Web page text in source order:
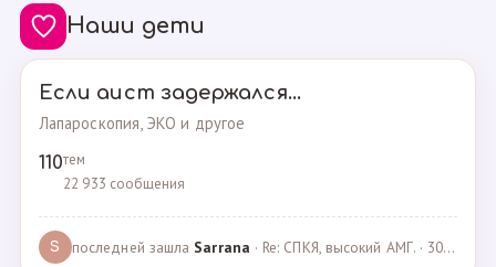
Наши дети
Если аист задержался...
Лапароскопия, ЭКО и другое
110тем
22 933 сообщения
S последней зашла Sarrana · Re: СПКЯ, высокий АМГ. · 30.04.2025